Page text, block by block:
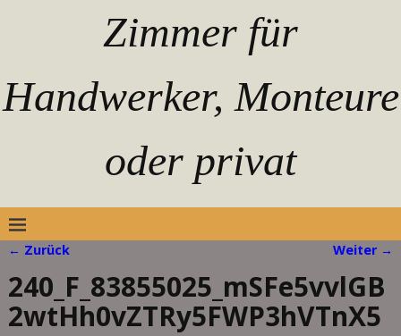
Zimmer für
Handwerker, Monteure
oder privat
← Zurück Weiter →
240_F_83855025_mSFe5vvlGB
2wtHh0vZTRy5FWP3hVTnX5